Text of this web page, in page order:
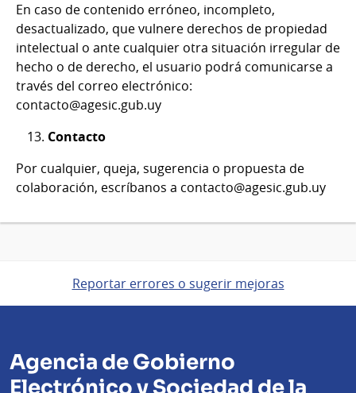
En caso de contenido erróneo, incompleto,
desactualizado, que vulnere derechos de propiedad
intelectual o ante cualquier otra situación irregular de
hecho o de derecho, el usuario podrá comunicarse a
través del correo electrónico:
contacto@agesic.gub.uy
Contacto
Por cualquier, queja, sugerencia o propuesta de
colaboración, escríbanos a contacto@agesic.gub.uy
Reportar errores o sugerir mejoras
Agencia de Gobierno